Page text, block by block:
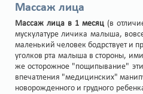
Массаж лица
Массаж лица в 1 месяц (в
мускулатуре личика малыша,
маленький человек бодрствует и
уголков рта малыша в стороны,
же осторожное "пощипывание"
впечатления "медицинских"
новорожденного и грудного